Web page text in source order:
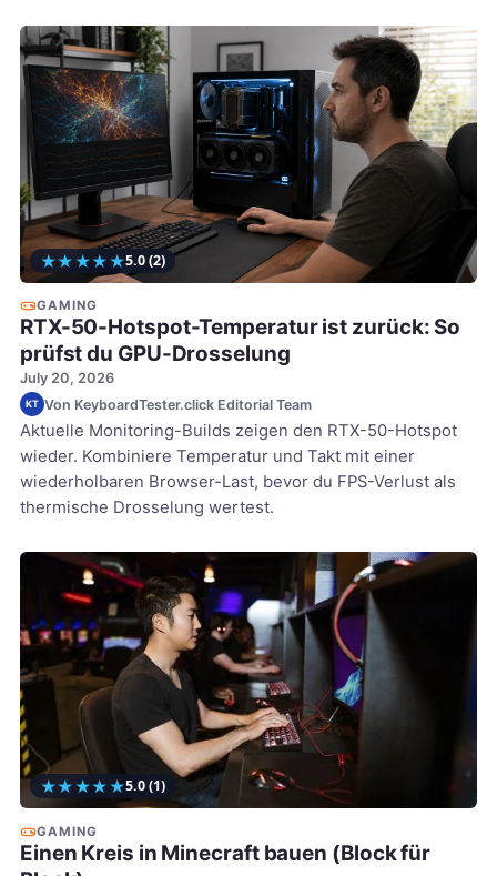
★★★★★5.0(2)
GAMING
RTX-50-Hotspot-Temperatur ist zurück: So
prüfst du GPU-Drosselung
July 20, 2026
KT Von KeyboardTester.click Editorial Team
Aktuelle Monitoring-Builds zeigen den RTX-50-Hotspot
wieder. Kombiniere Temperatur und Takt mit einer
wiederholbaren Browser-Last, bevor du FPS-Verlust als
thermische Drosselung wertest.
★★★★★5.0(1)
GAMING
Einen Kreis in Minecraft bauen (Block für